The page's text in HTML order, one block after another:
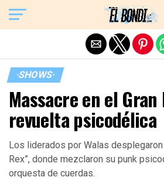
·SHOWS·
Massacre en el Gran
revuelta psicodélica
Los liderados por Walas
Rex”, donde mezclaron su punk
orquesta de cuerdas.
Exit mobile